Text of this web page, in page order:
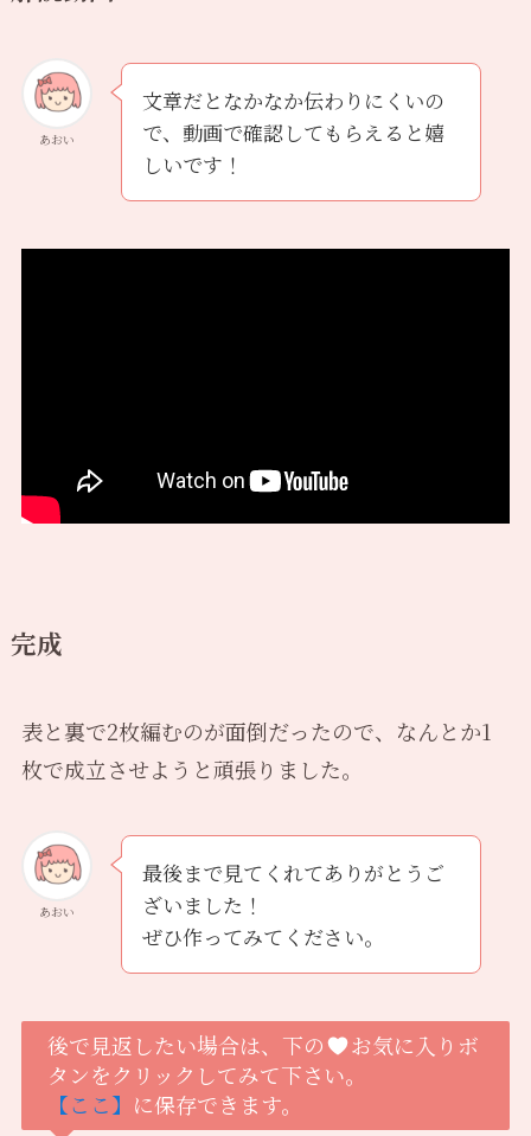
あおい
文章だとなかなか伝わりにくいの
で、動画で確認してもらえると嬉
しいです！
完成
表と裏で2枚編むのが面倒だったので、なんとか1
枚で成立させようと頑張りました。
あおい
最後まで見てくれてありがとうご
ざいました！
ぜひ作ってみてください。
後で見返したい場合は、下の
お気に入りボ
タンをクリックしてみて下さい。
【ここ】 に保存できます。